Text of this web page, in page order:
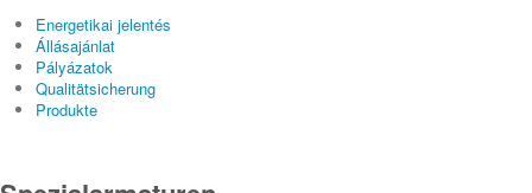
Energetikai jelentés
Állásajánlat
Pályázatok
Qualitätsicherung
Produkte